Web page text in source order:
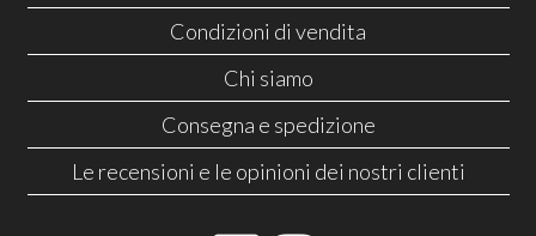
Condizioni di vendita
Chi siamo
Consegna e spedizione
Le recensioni e le opinioni dei nostri clienti